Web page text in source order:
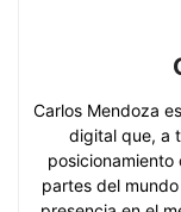
Carlos Mendoza
digital que, a
partes del